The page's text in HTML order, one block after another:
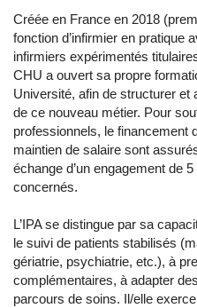
Créée en France en 2018
fonction d’infirmier en pratique
infirmiers expérimentés
CHU a ouvert sa propre
Université, afin de structurer et
de ce nouveau métier. Pour
professionnels, le financement
maintien de salaire sont
échange d’un engagement de
concernés.
L’IPA se distingue par sa
le suivi de patients stabilisés
gériatrie, psychiatrie, etc.), à
complémentaires, à adapter
parcours de soins. Il/elle